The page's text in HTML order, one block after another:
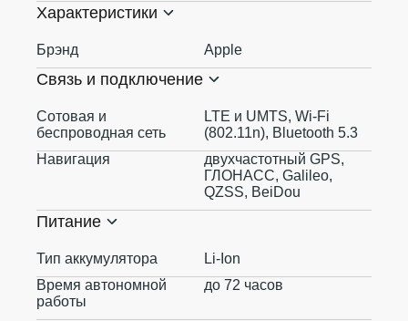
Характеристики
Брэнд Apple
Связь и подключение
Сотовая и
беспроводная сеть
LTE и UMTS, Wi-Fi
(802.11n), Bluetooth 5.3
Навигация
двухчастотный GPS,
ГЛОНАСС, Galileo,
QZSS, BeiDou
Питание
Тип аккумулятора
Li-Ion
Время автономной
работы
до 72 часов